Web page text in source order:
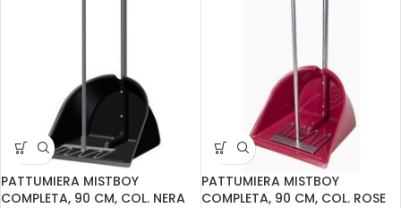
PATTUMIERA MISTBOY
COMPLETA, 90 CM, COL. NERA
PATTUMIERA MISTBOY
COMPLETA, 90 CM, COL. ROSE